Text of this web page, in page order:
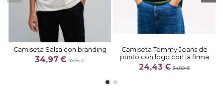
Camiseta Salsa con branding
34,97 € 49,95 €
Camiseta Tommy Jeans de
punto con logo con la firma
24,43 € 34,90 €